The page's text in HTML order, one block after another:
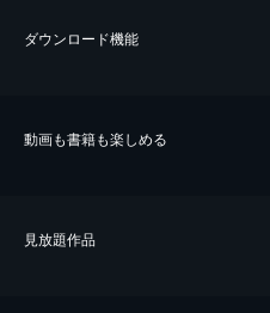
ダウンロード機能
動画も書籍も楽しめる
⾒放題作品